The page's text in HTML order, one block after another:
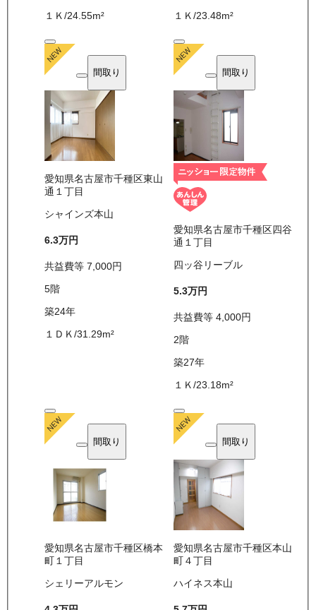
１Ｋ /24.55m²
１Ｋ/23.48m²
間取り
愛知県名古屋市千種区東山
通１丁目
シャインズ本山
6.3万円
共益費等 7,000円
5階
築24年
１ＤＫ /31.29m²
間取り
愛知県名古屋市千種区四谷
通１丁目
四ッ谷リーブル
5.3万円
共益費等4,000円
2階
築27年
１Ｋ/23.18m²
間取り
愛知県名古屋市千種区橋本
町１丁目
シェリーアルモン
間取り
愛知県名古屋市千種区本山
町４丁目
ハイネス本山